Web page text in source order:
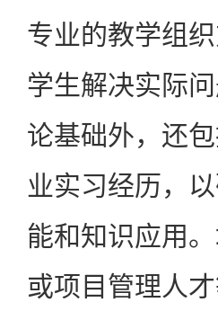
专业的教学组
学生解决实际
论基础外，还
业实习经历，
能和知识应用
或项目管理人才